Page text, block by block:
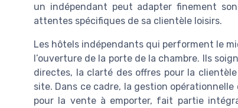
un indépendant peut adapter finement
attentes spécifiques de sa clientèle loisirs.
Les hôtels indépendants qui performent le
l’ouverture de la porte de la chambre. Ils
directes, la clarté des offres pour la
site. Dans ce cadre, la gestion
pour la vente à emporter, fait partie